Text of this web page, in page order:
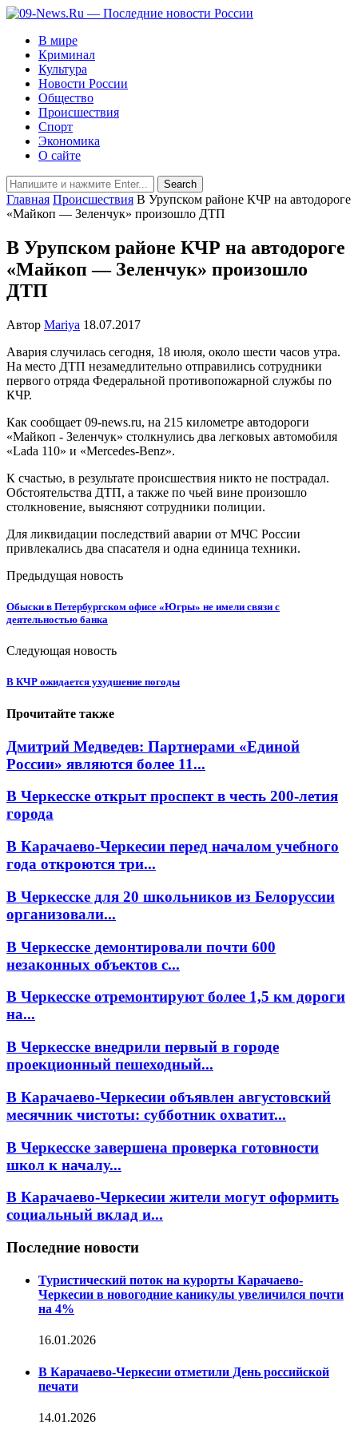
В мире
Криминал
Культура
Новости России
Общество
Происшествия
Спорт
Экономика
О сайте
Главная Происшествия В Урупском районе КЧР на автодороге
«Майкоп — Зеленчук» произошло ДТП
В Урупском районе КЧР на автодороге
«Майкоп — Зеленчук» произошло
ДТП
Автор Mariya 18.07.2017
Авария случилась сегодня, 18 июля, около шести часов утра.
На место ДТП незамедлительно отправились сотрудники
первого отряда Федеральной противопожарной службы по
КЧР.
Как сообщает 09-news.ru, на 215 километре автодороги
«Майкоп - Зеленчук» столкнулись два легковых автомобиля
«Lada 110» и «Mercedes-Benz».
К счастью, в результате происшествия никто не пострадал.
Обстоятельства ДТП, а также по чьей вине произошло
столкновение, выясняют сотрудники полиции.
Для ликвидации последствий аварии от МЧС России
привлекались два спасателя и одна единица техники.
Предыдущая новость
Обыски в Петербургском офисе «Югры» не имели связи с
деятельностью банка
Следующая новость
В КЧР ожидается ухудшение погоды
Прочитайте также
Дмитрий Медведев: Партнерами «Единой
России» являются более 11...
В Черкесске открыт проспект в честь 200-летия
города
В Карачаево-Черкесии перед началом учебного
года откроются три...
В Черкесске для 20 школьников из Белоруссии
организовали...
В Черкесске демонтировали почти 600
незаконных объектов с...
В Черкесске отремонтируют более 1,5 км дороги
на...
В Черкесске внедрили первый в городе
проекционный пешеходный...
В Карачаево-Черкесии объявлен августовский
месячник чистоты: субботник охватит...
В Черкесске завершена проверка готовности
школ к началу...
В Карачаево-Черкесии жители могут оформить
социальный вклад и...
Последние новости
Туристический поток на курорты Карачаево-
Черкесии в новогодние каникулы увеличился почти
на 4%
16.01.2026
В Карачаево-Черкесии отметили День российской
печати
14.01.2026